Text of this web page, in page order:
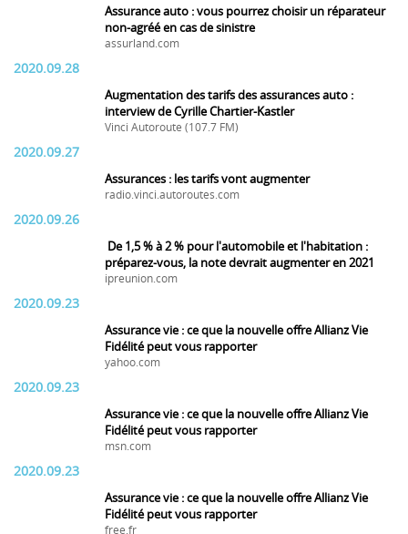
Assurance auto : vous pourrez choisir un réparateur
non-agréé en cas de sinistre
assurland.com
2020.09.28
Augmentation des tarifs des assurances auto :
interview de Cyrille Chartier-Kastler
Vinci Autoroute (107.7 FM)
2020.09.27
Assurances : les tarifs vont augmenter
radio.vinci.autoroutes.com
2020.09.26
De 1,5 % à 2 % pour l'automobile et l'habitation :
préparez-vous, la note devrait augmenter en 2021
ipreunion.com
2020.09.23
Assurance vie : ce que la nouvelle offre Allianz Vie
Fidélité peut vous rapporter
yahoo.com
2020.09.23
Assurance vie : ce que la nouvelle offre Allianz Vie
Fidélité peut vous rapporter
msn.com
2020.09.23
Assurance vie : ce que la nouvelle offre Allianz Vie
Fidélité peut vous rapporter
free.fr